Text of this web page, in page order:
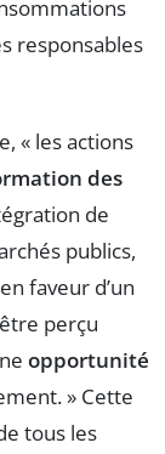
responsables
« les actions
des
de
publics,
faveur d’un
perçu
opportunité
» Cette
tous les